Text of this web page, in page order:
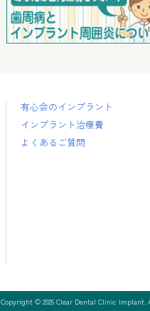
有心会のインプラント
インプラント治療費
よくあるご質問
Copyright © 2026Clear Dental Clinic Implant.